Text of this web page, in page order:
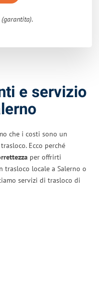
(garantita).
e servizio
che i costi sono un
Ecco perché
per offrirti
trasloco locale a Salerno o
servizi di trasloco di